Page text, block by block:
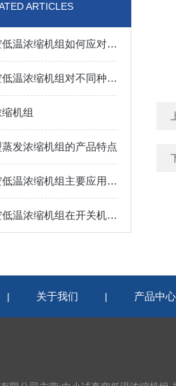
ARTICLES
中小试真空低温浓缩机组如何应对高黏度、易氧化物料？
中小试真空低温浓缩机组对不同种类物料的浓缩效果如何？
机组
发浓缩机组的产品特点
中小试真空低温浓缩机组主要应用在哪些领域？
中小试真空低温浓缩机组在开关机时应该注意什么？
| 关于我们 | 产品中心